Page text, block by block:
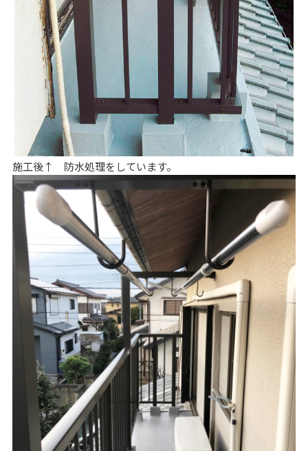
施工後↑ 防水処理をしています。